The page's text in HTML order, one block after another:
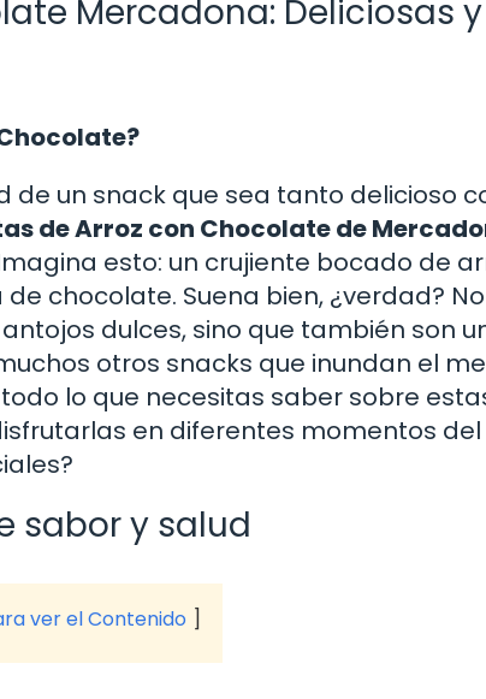
Mercadona: Deliciosas y
de un snack que sea tanto delicioso
de Arroz con Chocolate de
esto: un crujiente bocado de
chocolate. Suena bien, ¿verdad?
dulces, sino que también son
otros snacks que inundan el
lo que necesitas saber sobre
en diferentes momentos del
sabor y salud
ver el Contenido